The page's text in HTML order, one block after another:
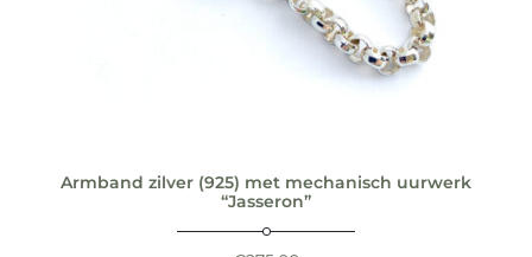
Armband zilver (925) met mechanisch uurwerk
“Jasseron”